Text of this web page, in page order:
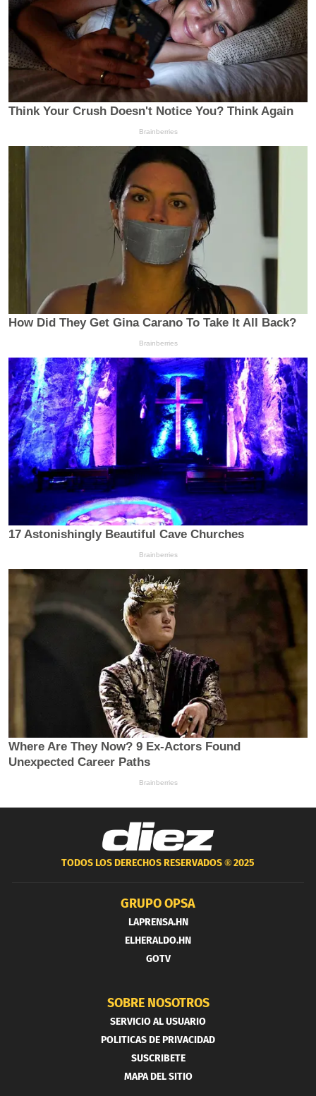
TODOS LOS DERECHOS RESERVADOS ®2025
GRUPO OPSA
LAPRENSA.HN
ELHERALDO.HN
GOTV
SOBRE NOSOTROS
SERVICIO AL USUARIO
POLITICAS DE PRIVACIDAD
SUSCRIBETE
MAPA DEL SITIO